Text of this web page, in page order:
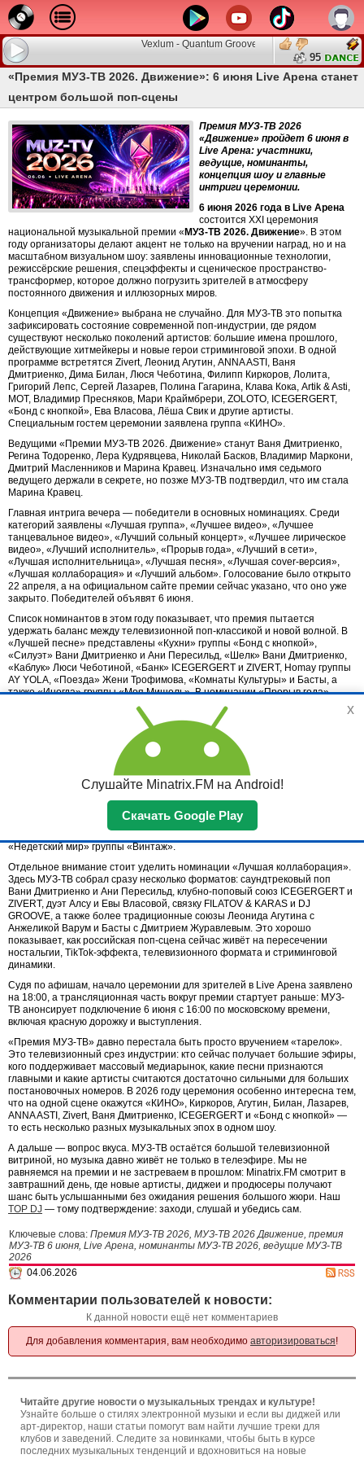
Vexlum - Quantum Groove 002
95
«Премия МУЗ-ТВ 2026. Движение»: 6 июня Live Арена станет
центром большой поп-сцены
Премия МУЗ-ТВ 2026
«Движение» пройдет 6 июня в
Live Арена: участники,
ведущие, номинанты,
концепция шоу и главные
интриги церемонии.
6 июня 2026 года в Live Арена
состоится XXI церемония
национальной музыкальной премии « МУЗ-ТВ 2026. Движение». В этом
году организаторы делают акцент не только на вручении наград, но и на
масштабном визуальном шоу: заявлены инновационные технологии,
режиссёрские решения, спецэффекты и сценическое пространство-
трансформер, которое должно погрузить зрителей в атмосферу
постоянного движения и иллюзорных миров.
Концепция «Движение» выбрана не случайно. Для МУЗ-ТВ это попытка
зафиксировать состояние современной поп-индустрии, где рядом
существуют несколько поколений артистов: большие имена прошлого,
действующие хитмейкеры и новые герои стриминговой эпохи. В одной
программе встретятся Zivert, Леонид Агутин, ANNA ASTI, Ваня
Дмитриенко, Дима Билан, Люся Чеботина, Филипп Киркоров, Лолита,
Григорий Лепс, Сергей Лазарев, Полина Гагарина, Клава Кока, Artik & Asti,
МОТ, Владимир Пресняков, Мари Краймбрери, ZOLOTO, ICEGERGERT,
«Бонд с кнопкой», Ева Власова, Лёша Свик и другие артисты.
Специальным гостем церемонии заявлена группа «КИНО».
Ведущими «Премии МУЗ-ТВ 2026. Движение» станут Ваня Дмитриенко,
Регина Тодоренко, Лера Кудрявцева, Николай Басков, Владимир Маркони,
Дмитрий Масленников и Марина Кравец. Изначально имя седьмого
ведущего держали в секрете, но позже МУЗ-ТВ подтвердил, что им стала
Марина Кравец.
Главная интрига вечера — победители в основных номинациях. Среди
категорий заявлены «Лучшая группа», «Лучшее видео», «Лучшее
танцевальное видео», «Лучший сольный концерт», «Лучшее лирическое
видео», «Лучший исполнитель», «Прорыв года», «Лучший в сети»,
«Лучшая исполнительница», «Лучшая песня», «Лучшая cover-версия»,
«Лучшая коллаборация» и «Лучший альбом». Голосование было открыто
22 апреля, а на официальном сайте премии сейчас указано, что оно уже
закрыто. Победителей объявят 6 июня.
Список номинантов в этом году показывает, что премия пытается
удержать баланс между телевизионной поп-классикой и новой волной. В
«Лучшей песне» представлены «Кухни» группы «Бонд с кнопкой»,
«Силуэт» Вани Дмитриенко и Ани Пересильд, «Шелк» Вани Дмитриенко,
«Каблук» Люси Чеботиной, «Банк» ICEGERGERT и ZIVERT, Homay группы
AY YOLA, «Поезда» Жени Трофимова, «Комнаты Культуры» и Басты, а
также «Иногда» группы «Моя Мишель». В номинации «Прорыв года» —
«Бонд с кнопкой», ICEGERGERT, AY YOLA, NEMIGA, Дмитрий Журавлев,
Анна Немченко, «Тима ищет свет» и TRITIA.
В категории «Лучший исполнитель» за награду поборются Ваня
Дмитриенко, Сергей Лазарев, Дима Билан, Владимир Пресняков,
XOLIDAYBOY, Леонид Агутин, МОТ и Филипп Киркоров. За звание «Лучшей
исполнительницы» номинированы ZIVERT, Мари Краймбрери, MONA,
ANNA ASTI, Лолита, Люся Чеботина, Полина Гагарина и Ева Власова.
Среди претендентов на «Лучший альбом» — «Ангелы и не очень» группы
«Моя Мишель», «Для тебя» Xolidayboy, «Счастливые тоже плачут»
Сергея Лазарева, «Н.В.Л» Леонида Агутина, «Сегодня мой лучший день»
«Недетский мир» группы «Винтаж».
Отдельное внимание стоит уделить номинации «Лучшая коллаборация».
Здесь МУЗ-ТВ собрал сразу несколько форматов: саундтрековый поп
Вани Дмитриенко и Ани Пересильд, клубно-поповый союз ICEGERGERT и
ZIVERT, дуэт Алсу и Евы Власовой, связку FILATOV & KARAS и DJ
GROOVE, а также более традиционные союзы Леонида Агутина с
Анжеликой Варум и Басты с Дмитрием Журавлевым. Это хорошо
показывает, как российская поп-сцена сейчас живёт на пересечении
ностальгии, TikTok-эффекта, телевизионного формата и стриминговой
динамики.
Судя по афишам, начало церемонии для зрителей в Live Арена заявлено
на 18:00, а трансляционная часть вокруг премии стартует раньше: МУЗ-
ТВ анонсирует подключение 6 июня с 16:00 по московскому времени,
включая красную дорожку и выступления.
«Премия МУЗ-ТВ» давно перестала быть просто вручением «тарелок».
Это телевизионный срез индустрии: кто сейчас получает большие эфиры,
кого поддерживает массовый медиарынок, какие песни признаются
главными и какие артисты считаются достаточно сильными для больших
постановочных номеров. В 2026 году церемония особенно интересна тем,
что на одной сцене окажутся «КИНО», Киркоров, Агутин, Билан, Лазарев,
ANNA ASTI, Zivert, Ваня Дмитриенко, ICEGERGERT и «Бонд с кнопкой» —
то есть несколько разных музыкальных эпох в одном шоу.
А дальше — вопрос вкуса. МУЗ-ТВ остаётся большой телевизионной
витриной, но музыка давно живёт не только в телеэфире. Мы не
равняемся на премии и не застреваем в прошлом: Minatrix.FM смотрит в
завтрашний день, где новые артисты, диджеи и продюсеры получают
шанс быть услышанными без ожидания решения большого жюри. Наш
TOP DJ — тому подтверждение: заходи, слушай и убедись сам.
Ключевые слова: Премия МУЗ-ТВ 2026, МУЗ-ТВ 2026 Движение, премия
МУЗ-ТВ 6 июня, Live Арена, номинанты МУЗ-ТВ 2026, ведущие МУЗ-ТВ
2026
04.06.2026
Комментарии пользователей к новости:
К данной новости ещё нет комментариев
Для добавления комментария, вам необходимо авторизироваться!
Читайте другие новости о музыкальных трендах и культуре!
Узнайте больше о стилях электронной музыки и если вы диджей или
арт-директор, наши статьи помогут вам найти лучшие треки для
клубов и заведений. Следите за новинками, чтобы быть в курсе
последних музыкальных тенденций и вдохновиться на новые
Слушайте Minatrix.FM на Android!
Скачать Google Play
x